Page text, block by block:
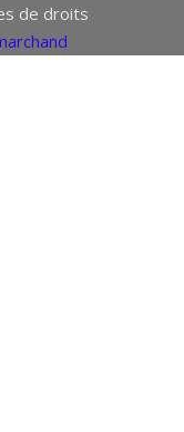
de droits